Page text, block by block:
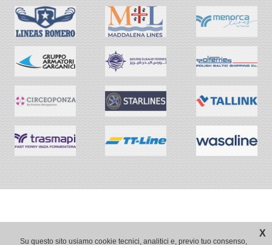
X
Su questo sito usiamo cookie tecnici, analitici e, previo tuo consenso,